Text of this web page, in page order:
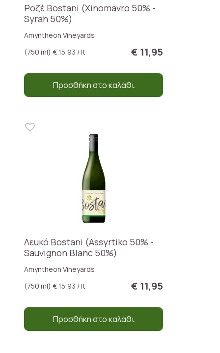
Ροζέ Bostani (Xinomavro 50% -
Syrah 50%)
Amyntheon Vineyards
(750 ml) € 15,93 / lt
€ 11,95
Προσθήκη στο καλάθι
Λευκό Bostani (Assyrtiko 50% -
Sauvignon Blanc 50%)
Amyntheon Vineyards
(750 ml) € 15,93 / lt
€ 11,95
Προσθήκη στο καλάθι